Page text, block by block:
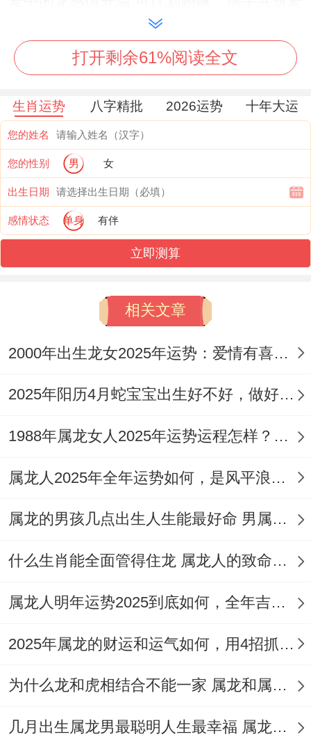
巢;已婚备孕阶段的龙，2025易受孕添丁，
家庭添福！
漠，损感情...故应主动沟通、暖心待人，以
享同谐美满之情缘。为进一步增加感情宫吉
星助力、可时常佩戴祥安阁九艳与合手链，
寓意单身龙早日同良缘真爱牵手、有伴侣的
属龙者2025恩爱有加、姻缘与美.
说真的，2025年里属龙朋友要学会主动沟
三、属龙人2025年全年财运
的财运也将随之水涨船高。
由于【一白】吉星的出现，属龙人有望获得
事业晋升或上级赏识、贵人提携等机会~进
西南方，2025年属龙朋友可以在办公室西南
宝都财’、加强财星帮扶之力、寓意2025财
源亨通、八方来财...
必须看的是，2025年属龙的财运主要是借助
划财务，确保自己的财富能够稳步增长。
其实吧，
打开剩余61%阅读全文
生肖运势 八字精批 2026运势 十年大运
您的姓名
您的性别 男 女
出生日期
感情状态 单身 有伴
立即测算
相关文章
2000年出生龙女2025年运势：爱情有喜有忧
2025年阳历4月蛇宝宝出生好不好，做好4点拥有美好未来
1988年属龙女人2025年运势运程怎样？能否低谷反弹
属龙人2025年全年运势如何，是风平浪静还是波澜壮阔
属龙的男孩几点出生人生能最好命 男属龙的性格和脾气都有哪些特征
什么生肖能全面管得住龙 属龙人的致命弱点都有哪些
属龙人明年运势2025到底如何，全年吉大于凶
2025年属龙的财运和运气如何，用4招抓住机遇财运涌来
为什么龙和虎相结合不能一家 属龙和属虎的婚姻能幸福的状况吗
几月出生属龙男最聪明人生最幸福 属龙人取名最旺运势的字